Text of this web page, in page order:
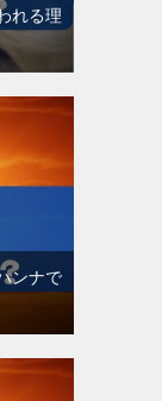
れる理
ンナで